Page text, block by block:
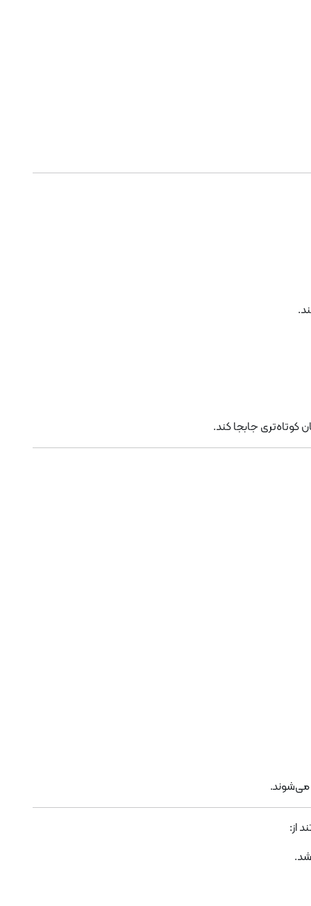
کوتاه‌تری جابجا کند.
می‌شوند.